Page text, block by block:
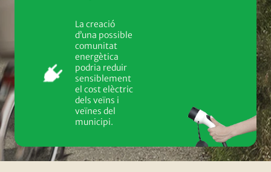
La creació
d’una possible
comunitat
energètica
podria reduir
sensiblement
el cost elèctric
dels veïns i
veïnes del
municipi.